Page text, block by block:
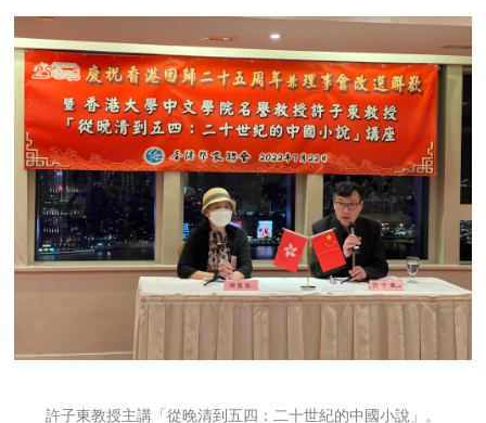
許子東教授主講「從晚清到五四：二十世紀的中國小說」。